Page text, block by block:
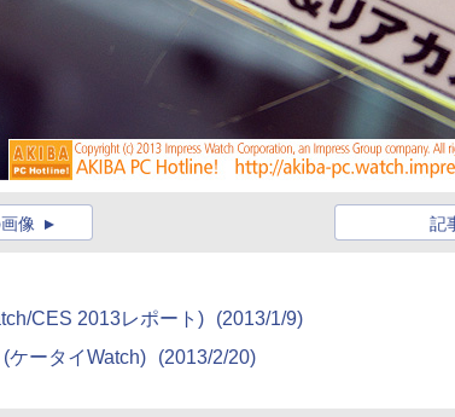
記
像
CES 2013レポート)
(2013/1/9)
ケータイWatch)
(2013/2/20)